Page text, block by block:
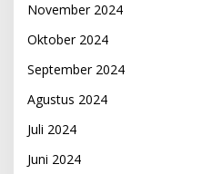
November 2024
Oktober 2024
September 2024
Agustus 2024
Juli 2024
Juni 2024